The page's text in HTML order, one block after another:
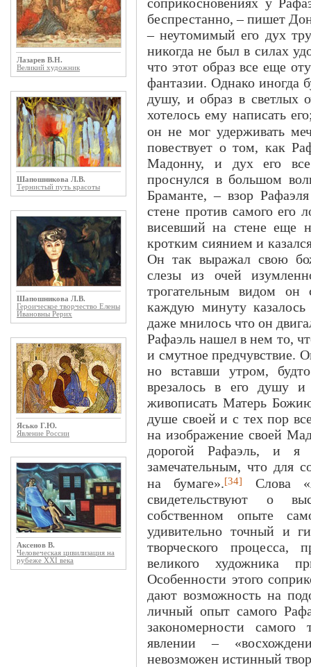
Лазарев В.Н.
Великий художник
Шапошникова Л.В.
Тернистый путь красоты
Шапошникова Л.В.
Героическое творчество Елены
Ивановны Рерих
Ясько Г.Ю.
Явление России
Аксенов В.
Человеческая цивилизация на
рубеже XXI века
беспрестанно, – пишет
– неутомимый его дух
никогда не был в силах
что этот образ все еще
фантазии. Однако иногда
душу, и образ в светлых
хотелось ему написать
он не мог удерживать
повествует о том, как
Мадонну, и дух его
проснулся в большом
Браманте, – взор
стене против самого его
висевший на стене еще
кротким сиянием и
Он так выражал свою
слезы из очей
трогательным видом
каждую минуту казалось
даже мнилось что он
Рафаэль нашел в нем то,
и смутное предчувствие.
но вставши утром,
врезалось в его душу
живописать Матерь
душе своей и с тех пор
на изображение своей
дорогой Рафаэль, и
замечательным, что для
на бумаге».[34]
Слова
свидетельствуют о
собственном опыте
удивительно точный и
творческого процесса,
великого художника
Особенности этого
дают возможность на
личный опыт самого
закономерности самого
явлении –
невозможен истинный